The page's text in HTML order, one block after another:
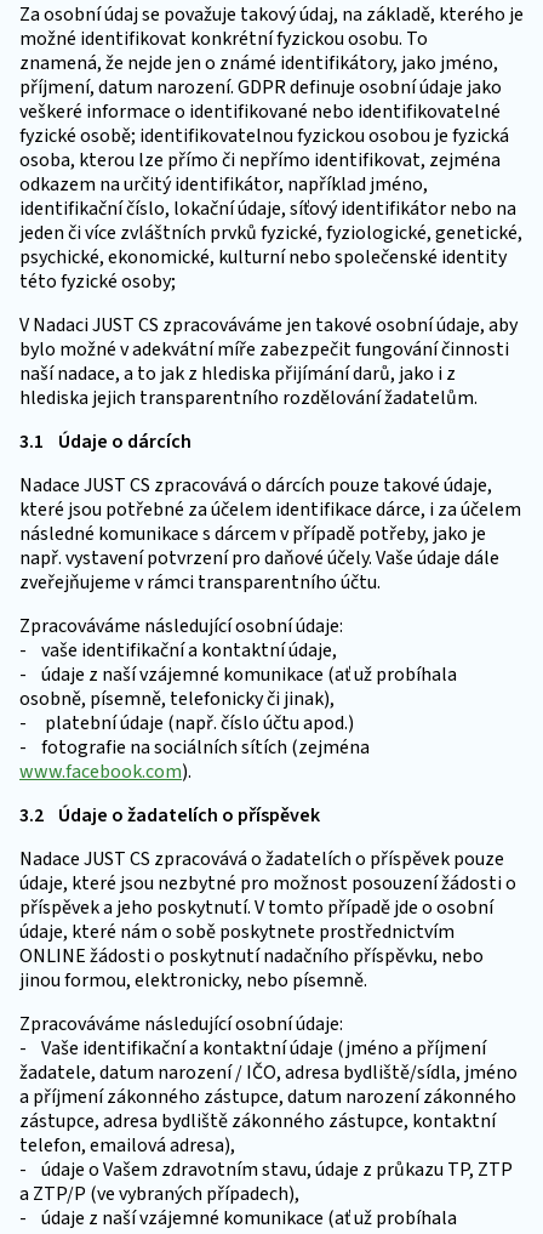
Za osobní údaj se považuje takový údaj, na základě, kterého je
možné identifikovat konkrétní fyzickou osobu. To
znamená, že nejde jen o známé identifikátory, jako jméno,
příjmení, datum narození. GDPR definuje osobní údaje jako
veškeré informace o identifikované nebo identifikovatelné
fyzické osobě; identifikovatelnou fyzickou osobou je fyzická
osoba, kterou lze přímo či nepřímo identifikovat, zejména
odkazem na určitý identifikátor, například jméno,
identifikační číslo, lokační údaje, síťový identifikátor nebo na
jeden či více zvláštních prvků fyzické, fyziologické, genetické,
psychické, ekonomické, kulturní nebo společenské identity
této fyzické osoby;
V Nadaci JUST CS zpracováváme jen takové osobní údaje, aby
bylo možné v adekvátní míře zabezpečit fungování činnosti
naší nadace, a to jak z hlediska přijímání darů, jako i z
hlediska jejich transparentního rozdělování žadatelům.
3.1 Údaje o dárcích
Nadace JUST CS zpracovává o dárcích pouze takové údaje,
které jsou potřebné za účelem identifikace dárce, i za účelem
následné komunikace s dárcem v případě potřeby, jako je
např. vystavení potvrzení pro daňové účely. Vaše údaje dále
zveřejňujeme v rámci transparentního účtu.
Zpracováváme následující osobní údaje:
- vaše identifikační a kontaktní údaje,
- údaje z naší vzájemné komunikace (ať už probíhala
osobně, písemně, telefonicky či jinak),
- platební údaje (např. číslo účtu apod.)
- fotografie na sociálních sítích (zejména
www.facebook.com).
3.2 Údaje o žadatelích o příspěvek
Nadace JUST CS zpracovává o žadatelích o příspěvek pouze
údaje, které jsou nezbytné pro možnost posouzení žádosti o
příspěvek a jeho poskytnutí. V tomto případě jde o osobní
údaje, které nám o sobě poskytnete prostřednictvím
ONLINE žádosti o poskytnutí nadačního příspěvku, nebo
jinou formou, elektronicky, nebo písemně.
Zpracováváme následující osobní údaje:
- Vaše identifikační a kontaktní údaje (jméno a příjmení
žadatele, datum narození / IČO, adresa bydliště/sídla, jméno
a příjmení zákonného zástupce, datum narození zákonného
zástupce, adresa bydliště zákonného zástupce, kontaktní
telefon, emailová adresa),
- údaje o Vašem zdravotním stavu, údaje z průkazu TP, ZTP
a ZTP/P (ve vybraných případech),
- údaje z naší vzájemné komunikace (ať už probíhala